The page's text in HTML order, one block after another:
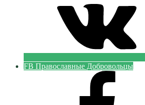
FB Православные Добровольцы